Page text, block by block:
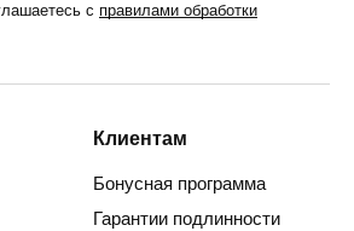
с правилами обработки
Клиентам
Бонусная программа
Гарантии подлинности